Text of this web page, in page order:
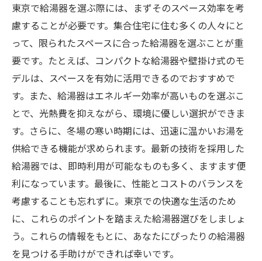
東京で給湯器を選ぶ際には、まずそのスペース効率を考
慮することが必要です。集合住宅に住む多くの人々にと
って、限られたスペースに合った給湯器を選ぶことが重
要です。たとえば、コンパクトな給湯器や壁掛け式のモ
デルは、スペースを有効に活用できるのでおすすめで
す。また、給湯器はエネルギー効率が高いものを選ぶこ
とで、光熱費を抑えながら、環境に優しい選択ができま
す。さらに、冬場の寒い時期には、迅速に温かいお湯を
供給できる機能が求められます。最新の技術を採用した
給湯器では、即時利用が可能なものも多く、ますます便
利になっています。最後に、性能とコストのバランスを
考慮することも忘れずに。東京での快適な生活のため
に、これらのポイントを踏まえた給湯器選びをしましょ
う。これらの情報をもとに、あなたにぴったりの給湯器
を見つける手助けができれば幸いです。